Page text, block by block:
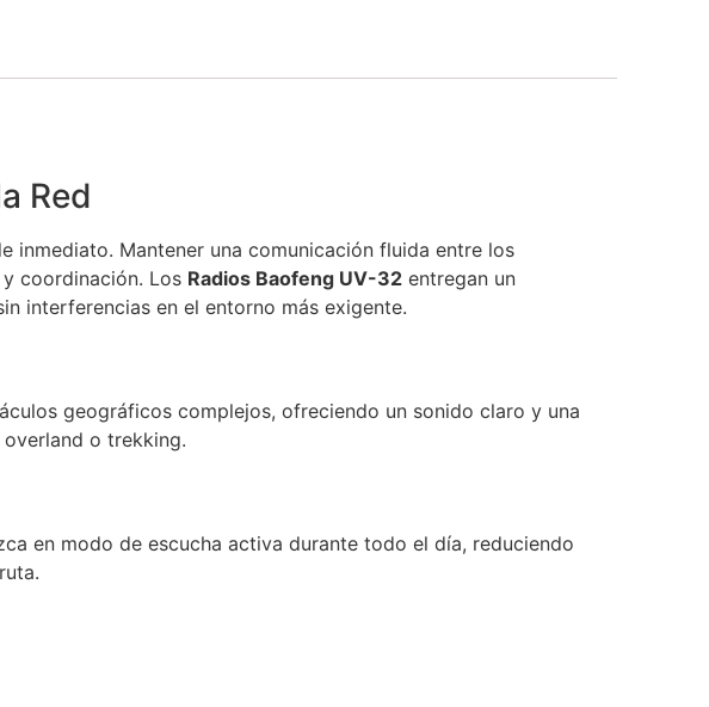
Red
inmediato. Mantener una comunicación fluida entre los
coordinación. Los Radios Baofeng UV-32 entregan un
interferencias en el entorno más exigente.
geográficos complejos, ofreciendo un sonido claro y una
o trekking.
en modo de escucha activa durante todo el día, reduciendo